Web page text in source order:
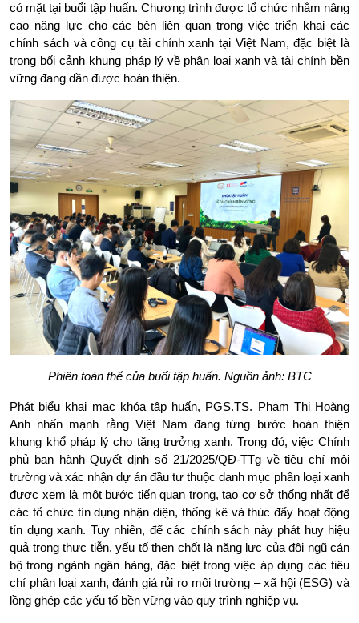
có mặt tại buổi tập huấn. Chương trình được tổ chức nhằm nâng
cao năng lực cho các bên liên quan trong việc triển khai các
chính sách và công cụ tài chính xanh tại Việt Nam, đặc biệt là
trong bối cảnh khung pháp lý về phân loại xanh và tài chính bền
vững đang dần được hoàn thiện.
Phiên toàn thể của buổi tập huấn. Nguồn ảnh: BTC
Phát biểu khai mạc khóa tập huấn, PGS.TS. Phạm Thị Hoàng
Anh nhấn mạnh rằng Việt Nam đang từng bước hoàn thiện
khung khổ pháp lý cho tăng trưởng xanh. Trong đó, việc Chính
phủ ban hành Quyết định số 21/2025/QĐ-TTg về tiêu chí môi
trường và xác nhận dự án đầu tư thuộc danh mục phân loại xanh
được xem là một bước tiến quan trọng, tạo cơ sở thống nhất để
các tổ chức tín dụng nhận diện, thống kê và thúc đẩy hoạt động
tín dụng xanh. Tuy nhiên, để các chính sách này phát huy hiệu
quả trong thực tiễn, yếu tố then chốt là năng lực của đội ngũ cán
bộ trong ngành ngân hàng, đặc biệt trong việc áp dụng các tiêu
chí phân loại xanh, đánh giá rủi ro môi trường – xã hội (ESG) và
lồng ghép các yếu tố bền vững vào quy trình nghiệp vụ.